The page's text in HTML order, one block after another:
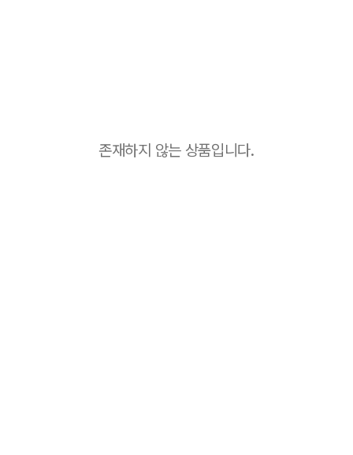
존재하지 않는 상품입니다.